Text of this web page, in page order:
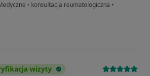
• konsultacja reumatologiczna •
wizyty